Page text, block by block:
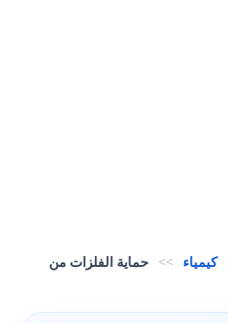
كيمياء >>
حماية الفلزات من